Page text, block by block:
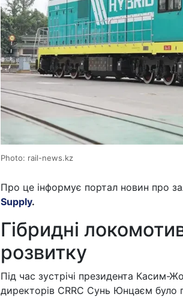
Photo: rail-news.kz
Про це інформує портал новин про
Supply.
Гібридні
розвитку
Під час зустрічі президента Касим-
директорів CRRC Сунь Юнцаєм було